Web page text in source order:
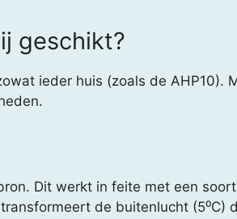
geschikt?
ieder huis (zoals de AHP10).
Dit werkt in feite met een
de buitenlucht (5⁰C)